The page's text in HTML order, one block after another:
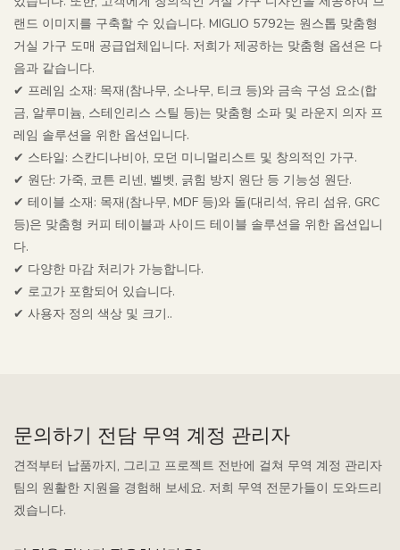
랜드 이미지를 구축할 수 있습니다. MIGLIO 5792는 원스톱 맞춤형
거실 가구 도매 공급업체입니다. 저희가 제공하는 맞춤형 옵션은 다
음과 같습니다.
✔ 프레임 소재: 목재(참나무, 소나무, 티크 등)와 금속 구성 요소(합
금, 알루미늄, 스테인리스 스틸 등)는 맞춤형 소파 및 라운지 의자 프
레임 솔루션을 위한 옵션입니다.
✔ 스타일: 스칸디나비아, 모던 미니멀리스트 및 창의적인 가구.
✔ 원단: 가죽, 코튼 리넨, 벨벳, 긁힘 방지 원단 등 기능성 원단.
✔ 테이블 소재: 목재(참나무, MDF 등)와 돌(대리석, 유리 섬유, GRC
등)은 맞춤형 커피 테이블과 사이드 테이블 솔루션을 위한 옵션입니
다.
✔ 다양한 마감 처리가 가능합니다.
✔ 로고가 포함되어 있습니다.
✔ 사용자 정의 색상 및 크기..
문의하기 전담 무역 계정 관리자
견적부터 납품까지, 그리고 프로젝트 전반에 걸쳐 무역 계정 관리자
팀의 원활한 지원을 경험해 보세요. 저희 무역 전문가들이 도와드리
겠습니다.